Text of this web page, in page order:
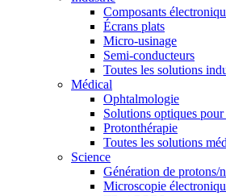
Composants
Écrans plats
Micro-usinage
Semi-conducteurs
Toutes les solutions
Médical
Ophtalmologie
Solutions optiques
Protonthérapie
Toutes les solutions
Science
Génération de protons/
Microscopie